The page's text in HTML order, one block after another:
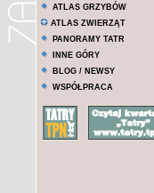
ATLAS GRZYBÓW
ATLAS ZWIERZĄT
PANORAMY TATR
INNE GÓRY
BLOG / NEWSY
WSPÓŁPRACA